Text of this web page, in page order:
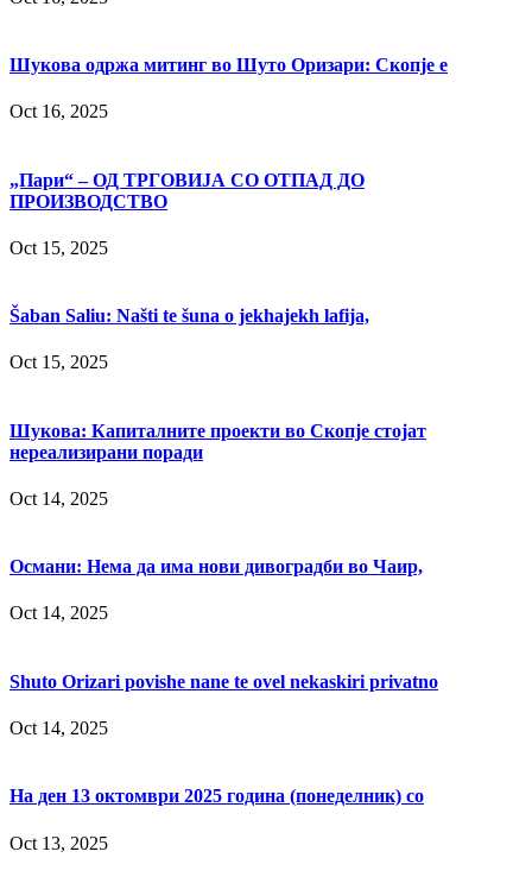
Шукова одржа митинг во Шуто Оризари: Скопје е
Oct 16, 2025
„Пари“ – ОД ТРГОВИЈА СО ОТПАД ДО
ПРОИЗВОДСТВО
Oct 15, 2025
Šaban Saliu: Našti te šuna o jekhajekh lafija,
Oct 15, 2025
Шукова: Капиталните проекти во Скопје стојат
нереализирани поради
Oct 14, 2025
Османи: Нема да има нови дивоградби во Чаир,
Oct 14, 2025
Shuto Orizari povishe nane te ovel nekaskiri privatno
Oct 14, 2025
На ден 13 октомври 2025 година (понеделник) со
Oct 13, 2025